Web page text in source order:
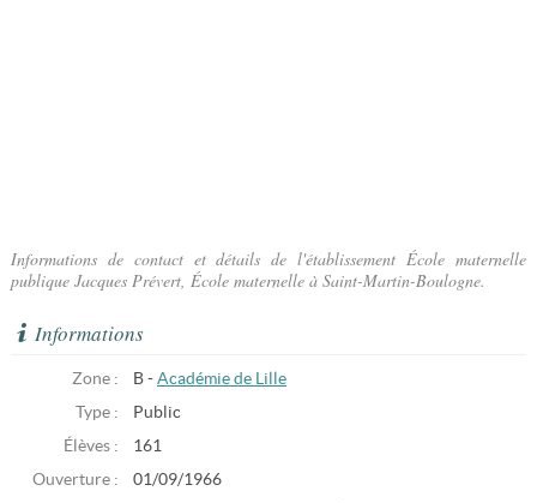
Informations de contact et détails de l'établissement École maternelle
publique Jacques Prévert, École maternelle à Saint-Martin-Boulogne.
Informations
Zone : B - Académie de Lille
Type :
Public
Élèves :
161
Ouverture :
01/09/1966